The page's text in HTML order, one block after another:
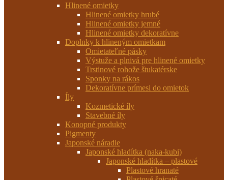
Hlinené omietky
Hlinené omietky hrubé
Hlinené omietky jemné
Hlinené omietky dekoratívne
Doplnky k hlineným omietkam
Omietateľné pásky
Výstuže a plnivá pre hlinené omietky
Trstinové rohože štukatérske
Sponky na rákos
Dekoratívne prímesi do omietok
Íly
Kozmetické íly
Stavebné íly
Konopné produkty
Pigmenty
Japonské náradie
Japonské hladítka (naka-kubi)
Japonské hladítka – plastové
Plastové hranaté